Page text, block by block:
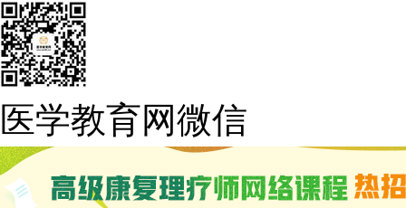
医学教育网微信